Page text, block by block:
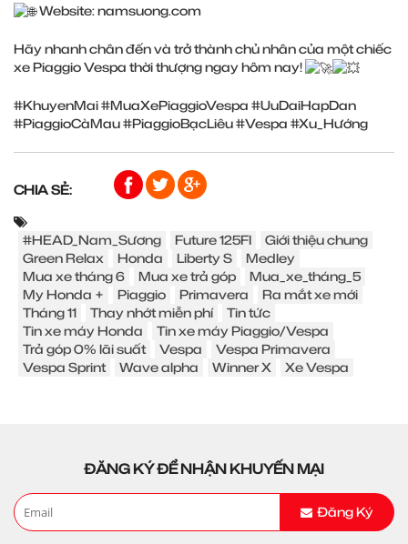
Website:namsuong.com
Hãy nhanh chân đến và trở thành chủ nhân của một chiếc
xe Piaggio Vespa thời thượng ngay hôm nay!
#KhuyenMai#MuaXePiaggioVespa #UuDaiHapDan
#PiaggioCàMau#PiaggioBạcLiêu#Vespa #Xu_Hướng
CHIA SẺ:
#HEAD_Nam_Sương Future 125FI
Giới thiệu chung
Green Relax
Honda Liberty S
Medley
Mua xe tháng 6
Mua xe trả góp
Mua_xe_tháng_5
My Honda +
Piaggio Primavera
Ra mắt xe mới
Tháng 11
Thay nhớt miễn phí
Tin tức
Tin xe máy Honda
Tin xe máy Piaggio/Vespa
Trả góp 0% lãi suất
Vespa
Vespa Primavera
Vespa Sprint
Wave alpha Winner X Xe Vespa
ĐĂNG KÝ ĐỂ NHẬN KHUYẾN MẠI
Đăng Ký